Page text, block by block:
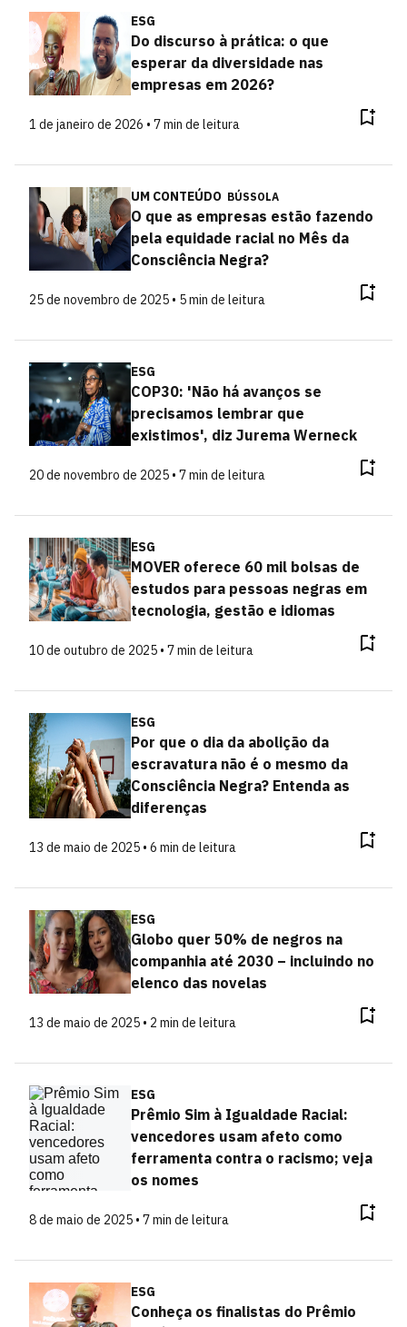
ESG
Do discurso à prática: o que
esperar da diversidade nas
empresas em 2026?
1 de janeiro de 2026 • 7 min de leitura
UM CONTEÚDO BÚSSOLA
O que as empresas estão fazendo
pela equidade racial no Mês da
Consciência Negra?
25 de novembro de 2025 • 5 min de leitura
ESG
COP30: 'Não há avanços se
precisamos lembrar que
existimos', diz Jurema Werneck
20 de novembro de 2025 • 7 min de leitura
ESG
MOVER oferece 60 mil bolsas de
estudos para pessoas negras em
tecnologia, gestão e idiomas
10 de outubro de 2025 • 7 min de leitura
ESG
Por que o dia da abolição da
escravatura não é o mesmo da
Consciência Negra? Entenda as
diferenças
13 de maio de 2025 • 6 min de leitura
ESG
Globo quer 50% de negros na
companhia até 2030 – incluindo no
elenco das novelas
13 de maio de 2025 • 2 min de leitura
ESG
Prêmio Sim à Igualdade Racial:
vencedores usam afeto como
ferramenta contra o racismo; veja
os nomes
8 de maio de 2025 • 7 min de leitura
ESG
Conheça os finalistas do Prêmio